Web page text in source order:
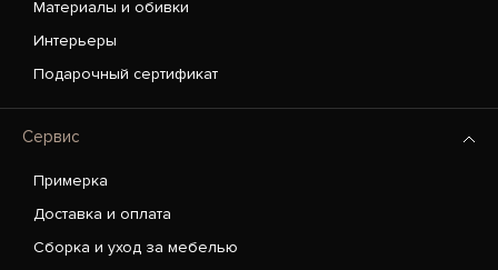
Материалы и обивки
Интерьеры
Подарочный сертификат
Сервис
Примерка
Доставка и оплата
Сборка и уход за мебелью